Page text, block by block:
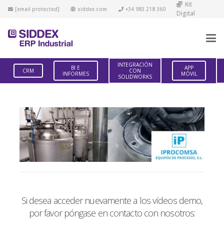
[email protected] siddex.com +34 983 218 360
Kit
Digital
CRM
BI E
INFORMES
INTEGRACIÓN
CON
SOLIDWORKS
APP
MÓVIL
Si desea acceder nuevamente a los vídeos demo,
por favor póngase en contacto con nosotros: